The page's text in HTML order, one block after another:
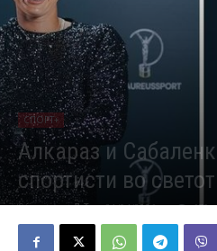
СПОРТ+
Алкараз и
спортисти во
Објавено од Д.Т. - 21/04/2026 670